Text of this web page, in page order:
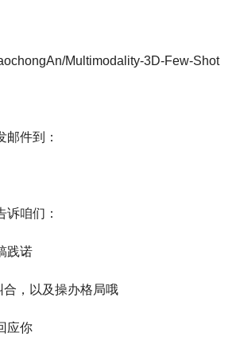
Multimodality-3D-Few-Shot
邮件到：
诉咱们：
践诺‍
合，以及操办格局哦
应你